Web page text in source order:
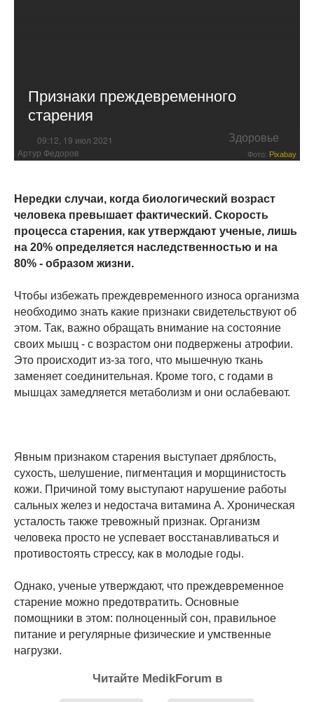
Признаки преждевременного
старения
09:12, 19 июл 2021 Здоровье
Артур Федоров Фото: Pixabay
Нередки случаи, когда биологический возраст
человека превышает фактический. Скорость
процесса старения, как утверждают ученые, лишь
на 20% определяется наследственностью и на
80% - образом жизни.
Чтобы избежать преждевременного износа организма
необходимо знать какие признаки свидетельствуют об
этом. Так, важно обращать внимание на состояние
своих мышц - с возрастом они подвержены атрофии.
Это происходит из-за того, что мышечную ткань
заменяет соединительная. Кроме того, с годами в
мышцах замедляется метаболизм и они ослабевают.
Явным признаком старения выступает дряблость,
сухость, шелушение, пигментация и морщинистость
кожи. Причиной тому выступают нарушение работы
сальных желез и недостача витамина А. Хроническая
усталость также тревожный признак. Организм
человека просто не успевает восстанавливаться и
противостоять стрессу, как в молодые годы.
Однако, ученые утверждают, что преждевременное
старение можно предотвратить. Основные
помощники в этом: полноценный сон, правильное
питание и регулярные физические и умственные
нагрузки.
Читайте MedikForum в